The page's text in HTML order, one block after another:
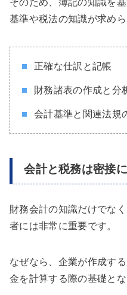
そのため、簿記の知識を
基準や税法の知識が求めら
正確な仕訳と記帳
財務諸表の作成と分
会計基準と関連法規
会計と税務は密接
財務会計の知識だけでな
者には非常に重要です。
なぜなら、企業が作成す
金を計算する際の基礎とな